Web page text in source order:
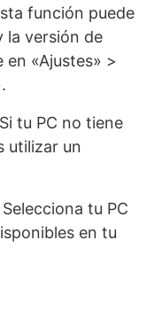
función puede
la versión de
«Ajustes» >
Si tu PC no tiene
utilizar un
Selecciona tu PC
en tu